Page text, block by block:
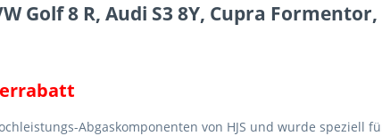
Golf 8 R, Audi S3 8Y, Cupra
Abgaskomponenten von HJS und wurde speziell